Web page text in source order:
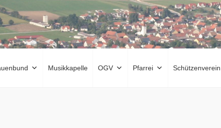
Musikkapelle OGV Pfarrei Schützenverein